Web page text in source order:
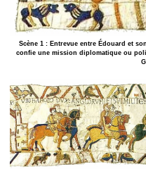
Scène 1 : Entrevue entre Édouard et
confie une mission diplomatique ou